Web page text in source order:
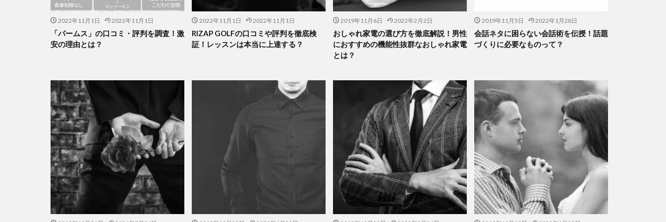
2022年11月1日 2022年11月1日
「パームス」の口コミ・評判を調査！激
安の理由とは？
2022年11月1日 2022年11月1日
RIZAP GOLFの口コミや評判を徹底検
証！レッスンは本当に上達する？
2019年11月6日 2022年2月2日
おしゃれ家電の選び方を徹底解説！男性
におすすめの機能性抜群なおしゃれ家電
とは？
2019年11月5日 2022年1月28日
会話ネタに困らない会話術を伝授！話題
づくりに必要なものって？